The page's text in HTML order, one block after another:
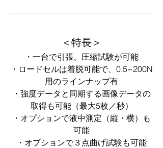
＜特長＞
・一台で引張、圧縮試験が可能
・ロードセルは着脱可能で、0.5~200N
用のラインナップ有
・強度データと同期する画像データの
取得も可能（最大5枚／秒）
・オプションで液中測定（縦・横）も
可能
・オプションで３点曲げ試験も可能